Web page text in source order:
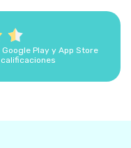
Play y App Store